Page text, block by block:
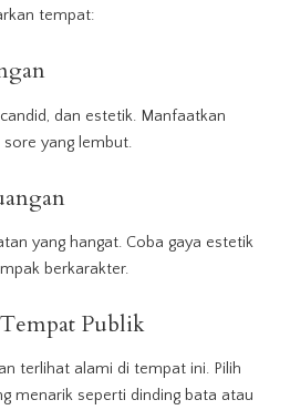
tempat:
dan estetik. Manfaatkan
yang lembut.
yang hangat. Coba gaya estetik
berkarakter.
Publik
terlihat alami di tempat ini. Pilih
menarik seperti dinding bata atau